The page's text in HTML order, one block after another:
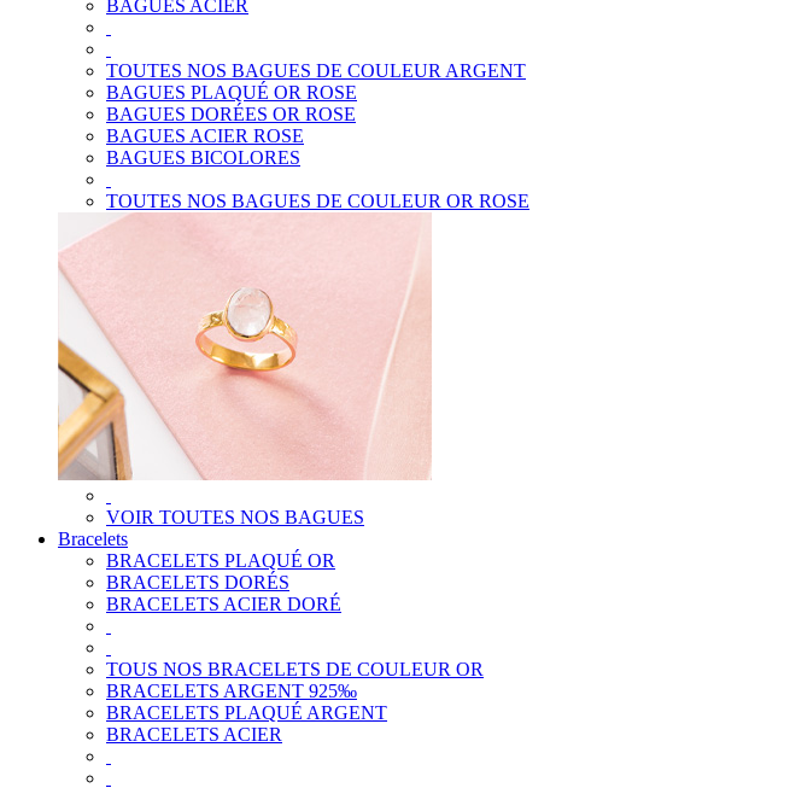
BAGUES ACIER
TOUTES NOS BAGUES DE COULEUR ARGENT
BAGUES PLAQUÉ OR ROSE
BAGUES DORÉES OR ROSE
BAGUES ACIER ROSE
BAGUES BICOLORES
TOUTES NOS BAGUES DE COULEUR OR ROSE
VOIR TOUTES NOS BAGUES
Bracelets
BRACELETS PLAQUÉ OR
BRACELETS DORÉS
BRACELETS ACIER DORÉ
TOUS NOS BRACELETS DE COULEUR OR
BRACELETS ARGENT 925‰
BRACELETS PLAQUÉ ARGENT
BRACELETS ACIER